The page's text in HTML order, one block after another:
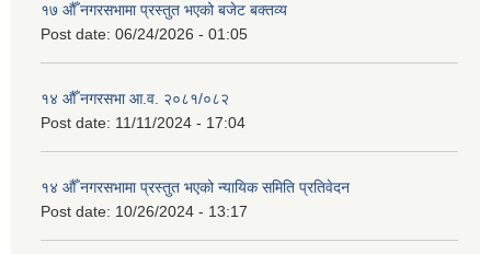
१७ औँ नगरसभामा प्रस्तुत भएको बजेट बक्तव्य
Post date: 06/24/2026 - 01:05
१४ औँ नगरसभा आ.व. २०८१/०८२
Post date: 11/11/2024 - 17:04
१४ औँ नगरसभामा प्रस्तुत भएको न्यायिक समिति प्रतिवेदन
Post date: 10/26/2024 - 13:17